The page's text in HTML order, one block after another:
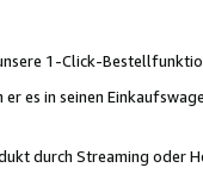
1-Click-
es in seinen
durch Streaming oder